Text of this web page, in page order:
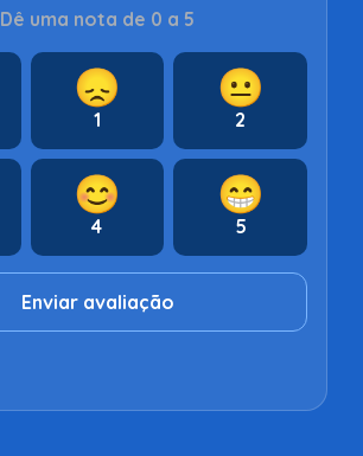
Dê uma nota de 0 a 5
😞
1
😐
2
😊
4
😁
5
Enviar avaliação